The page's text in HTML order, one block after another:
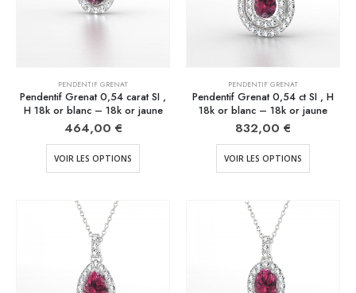
PENDENTIF GRENAT
Pendentif Grenat 0,54 carat SI ,
H 18k or blanc – 18k or jaune
464,00 €
VOIR LES OPTIONS
PENDENTIF GRENAT
Pendentif Grenat 0,54 ct SI , H
18k or blanc – 18k or jaune
832,00 €
VOIR LES OPTIONS